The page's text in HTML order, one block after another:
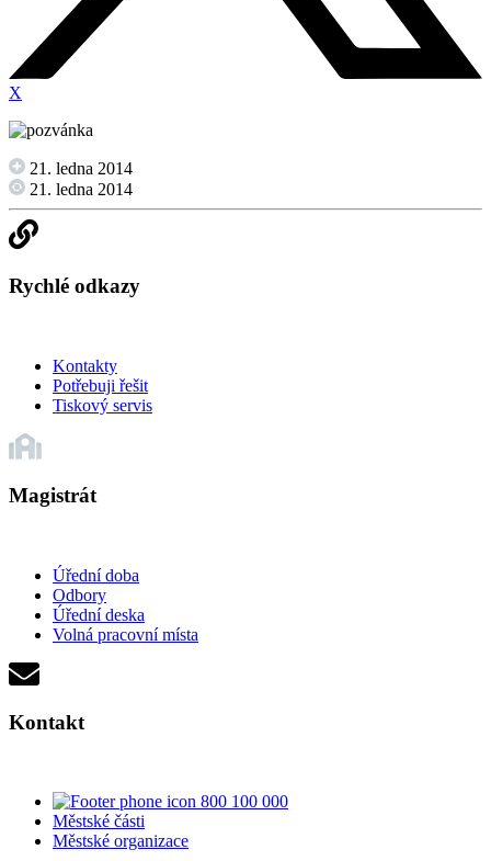
X
21. ledna 2014
21. ledna 2014
Rychlé odkazy
Kontakty
Potřebuji řešit
Tiskový servis
Magistrát
Úřední doba
Odbory
Úřední deska
Volná pracovní místa
Kontakt
800 100 000
Městské části
Městské organizace